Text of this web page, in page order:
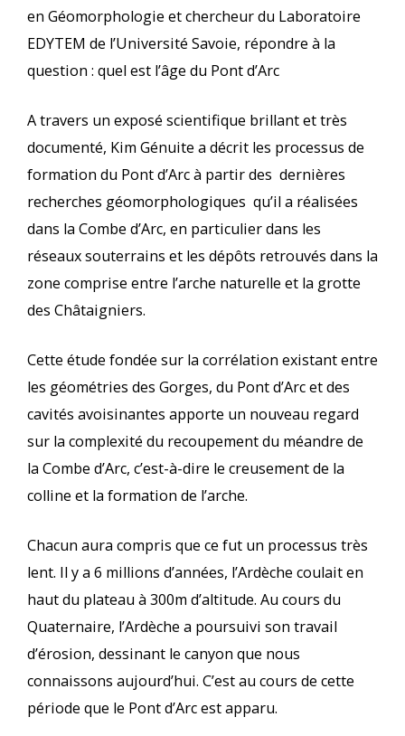
en Géomorphologie et chercheur du Laboratoire
EDYTEM de l’Université Savoie, répondre à la
question : quel est l’âge du Pont d’Arc
A travers un exposé scientifique brillant et très
documenté, Kim Génuite a décrit les processus de
formation du Pont d’Arc à partir des dernières
recherches géomorphologiques qu’il a réalisées
dans la Combe d’Arc, en particulier dans les
réseaux souterrains et les dépôts retrouvés dans la
zone comprise entre l’arche naturelle et la grotte
des Châtaigniers.
Cette étude fondée sur la corrélation existant entre
les géométries des Gorges, du Pont d’Arc et des
cavités avoisinantes apporte un nouveau regard
sur la complexité du recoupement du méandre de
la Combe d’Arc, c’est-à-dire le creusement de la
colline et la formation de l’arche.
Chacun aura compris que ce fut un processus très
lent. Il y a 6 millions d’années, l’Ardèche coulait en
haut du plateau à 300m d’altitude. Au cours du
Quaternaire, l’Ardèche a poursuivi son travail
d’érosion, dessinant le canyon que nous
connaissons aujourd’hui. C’est au cours de cette
période que le Pont d’Arc est apparu.